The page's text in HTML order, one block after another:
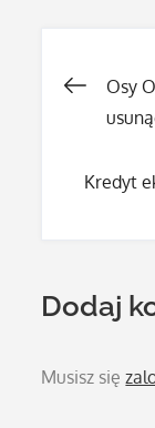
Osy
Kredyt
Dodaj
Musisz się